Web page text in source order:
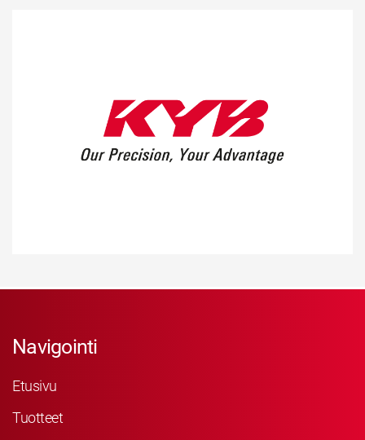
Navigointi
Etusivu
Tuotteet